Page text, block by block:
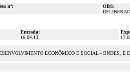
nº:
OBS:
Entrada:
16.04.13
ECONÔMICO E SOCIAL - BNDES, E